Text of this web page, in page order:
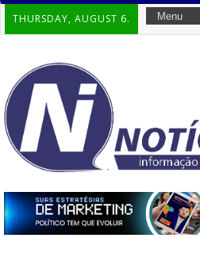
THURSDAY, AUGUST 6.